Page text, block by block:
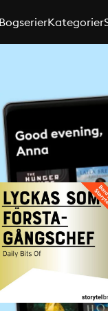
Kategorier